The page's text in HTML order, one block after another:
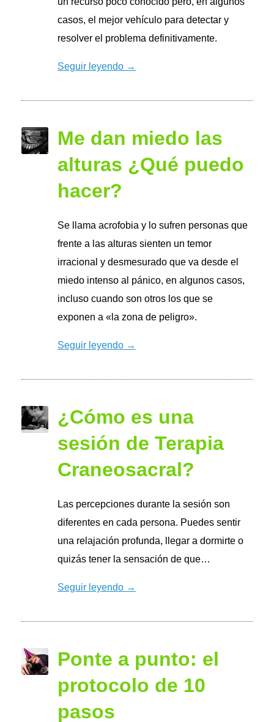
casos, el mejor vehículo para detectar y
resolver el problema definitivamente.
Seguir leyendo →
Me dan miedo las
alturas ¿Qué puedo
hacer?
Se llama acrofobia y lo sufren personas que
frente a las alturas sienten un temor
irracional y desmesurado que va desde el
miedo intenso al pánico, en algunos casos,
incluso cuando son otros los que se
exponen a «la zona de peligro».
Seguir leyendo →
¿Cómo es una
sesión de Terapia
Craneosacral?
Las percepciones durante la sesión son
diferentes en cada persona. Puedes sentir
una relajación profunda, llegar a dormirte o
quizás tener la sensación de que…
Seguir leyendo →
Ponte a punto: el
protocolo de 10
pasos